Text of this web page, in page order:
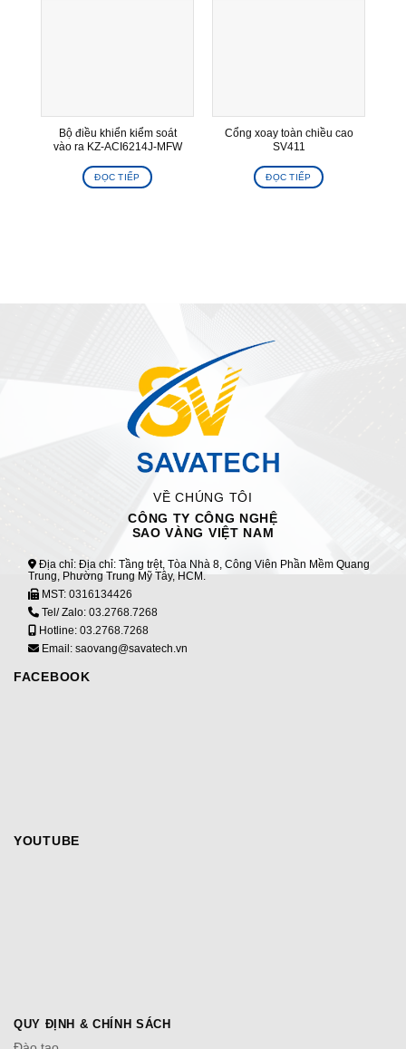
Bộ điều khiển kiểm soát
vào ra KZ-ACI6214J-MFW
ĐỌC TIẾP
Cổng xoay toàn chiều cao
SV411
ĐỌC TIẾP
VỀ CHÚNG TÔI
CÔNG TY CÔNG NGHỆ
SAO VÀNG VIỆT NAM
Địa chỉ: Địa chỉ: Tầng trệt, Tòa Nhà 8, Công Viên Phần Mềm Quang
Trung, Phường Trung Mỹ Tây, HCM.
MST: 0316134426
Tel/ Zalo: 03.2768.7268
Hotline: 03.2768.7268
Email: saovang@savatech.vn
FACEBOOK
YOUTUBE
QUY ĐỊNH & CHÍNH SÁCH